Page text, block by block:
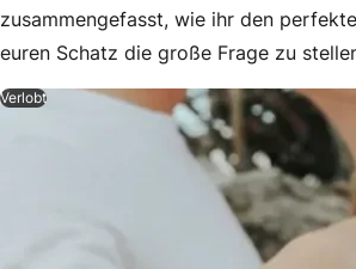
zusammengefasst, wie ihr den
euren Schatz die große Frage zu
Verlobt